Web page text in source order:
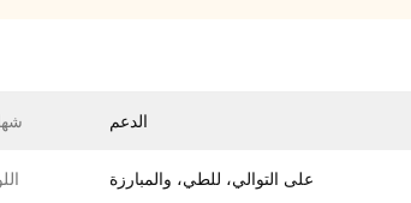
الدعم
على التوالي، للطي، والمبارزة